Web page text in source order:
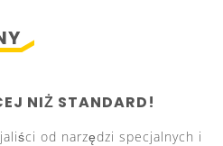
NIŻ STANDARD!
od narzędzi specjalnych i